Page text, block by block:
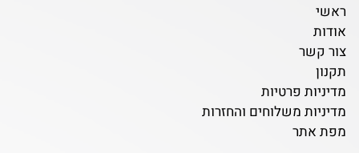
ראשי
אודות
צור קשר
תקנון
מדיניות פרטיות
מדיניות משלוחים והחזרות
מפת אתר